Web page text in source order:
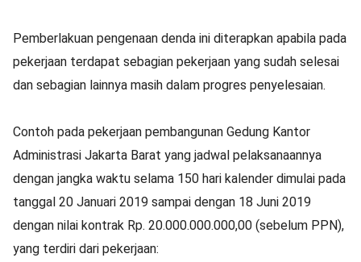
Pemberlakuan pengenaan denda ini diterapkan apabila pada
pekerjaan terdapat sebagian pekerjaan yang sudah selesai
dan sebagian lainnya masih dalam progres penyelesaian.
Contoh pada pekerjaan pembangunan Gedung Kantor
Administrasi Jakarta Barat yang jadwal pelaksanaannya
dengan jangka waktu selama 150 hari kalender dimulai pada
tanggal 20 Januari 2019 sampai dengan 18 Juni 2019
dengan nilai kontrak Rp. 20.000.000.000,00 (sebelum PPN),
yang terdiri dari pekerjaan: